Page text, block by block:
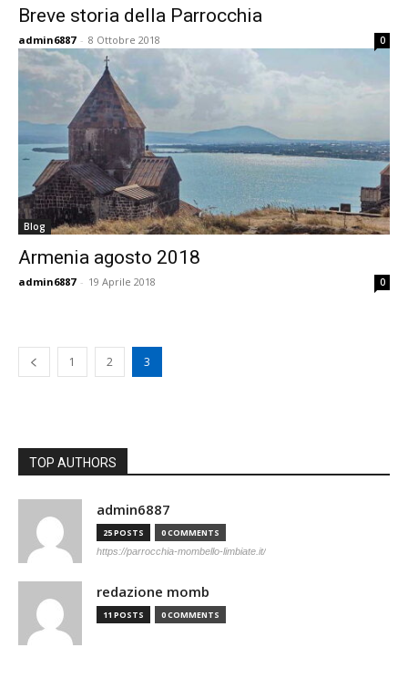
Breve storia della Parrocchia
admin6887 - 8 Ottobre 2018 0
Blog
Armenia agosto 2018
admin6887 - 19 Aprile 2018 0
1 2 3
TOP AUTHORS
admin6887
25 POSTS 0 COMMENTS
https://parrocchia-mombello-limbiate.it/
redazione momb
11 POSTS 0 COMMENTS